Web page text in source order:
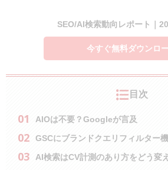
SEO/AI検索動向レポート｜
今すぐ無料ダウンロ
目次
AIOは不要？Googleが言及
GSCにブランドクエリフィルター
AI検索はCV計測のあり方をどう変